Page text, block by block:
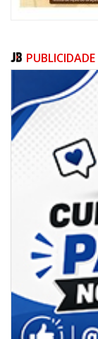
08/08/2026 | 07:00
Limpeza de valas e
ITAJAÍ
PUBLICIDADE